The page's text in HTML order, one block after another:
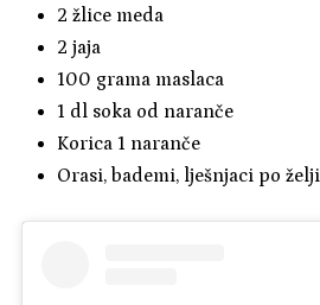
2 žlice meda
2 jaja
100 grama maslaca
1 dl soka od naranče
Korica 1 naranče
Orasi, bademi, lješnjaci po želji